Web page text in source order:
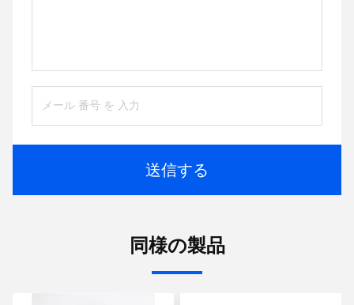
送信する
同様の製品